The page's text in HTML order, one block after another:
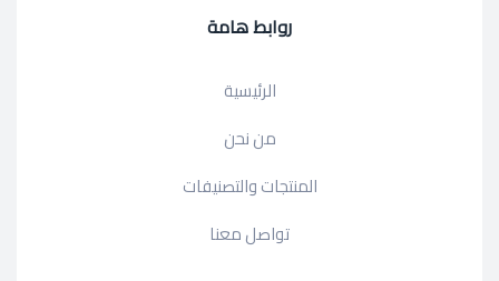
روابط هامة
الرئيسية
من نحن
المنتجات والتصنيفات
تواصل معنا